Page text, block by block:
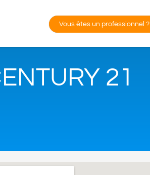
Vous êtes un professionnel ?
21